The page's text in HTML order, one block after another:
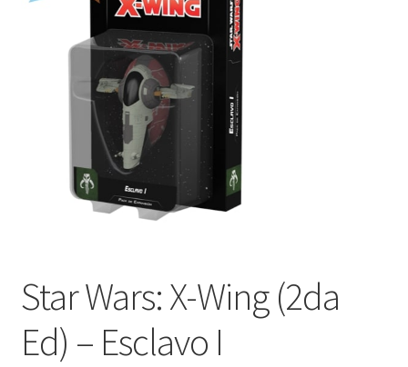
Star Wars: X-Wing (2da
Ed) – Esclavo I